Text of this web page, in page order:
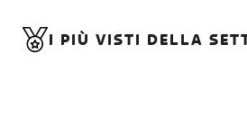
I PIÙ VISTI DELLA